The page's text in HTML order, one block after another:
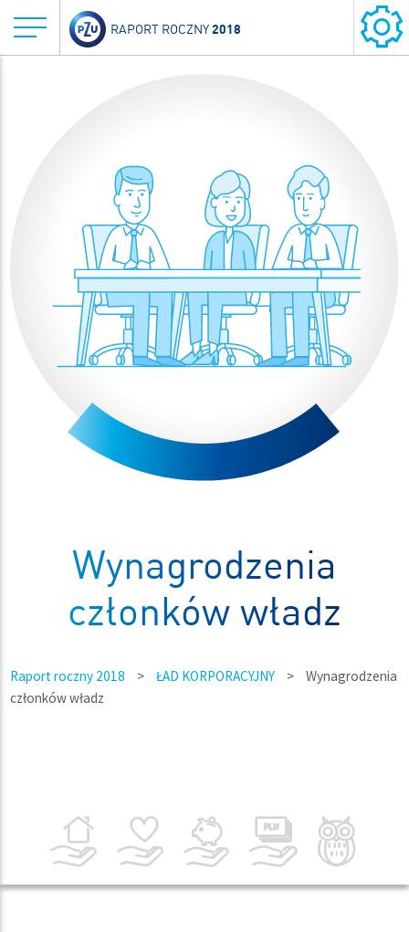
RAPORT ROCZNY2018
Wynagrodzenia
członków władz
Raport roczny 2018 > ŁAD KORPORACYJNY >
Wynagrodzenia
członków władz